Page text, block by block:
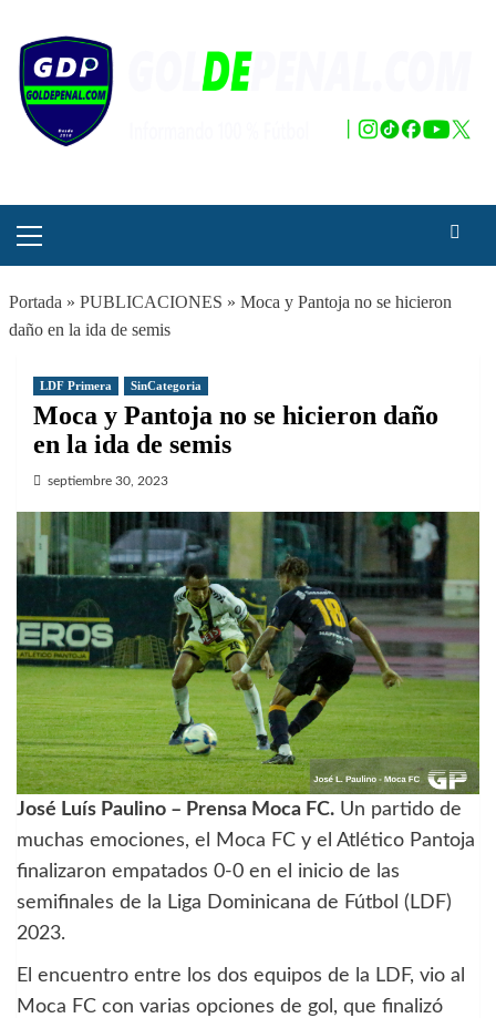
contenido
principal
Portada » PUBLICACIONES » Moca y Pantoja no se hicieron
daño en la ida de semis
LDF Primera SinCategoria
Moca y Pantoja no se hicieron daño
en la ida de semis
septiembre 30, 2023
José Luís Paulino – Prensa Moca FC. Un partido de
muchas emociones, el Moca FC y el Atlético Pantoja
finalizaron empatados 0-0 en el inicio de las
semifinales de la Liga Dominicana de Fútbol (LDF)
2023.
El encuentro entre los dos equipos de la LDF, vio al
Moca FC con varias opciones de gol, que finalizó